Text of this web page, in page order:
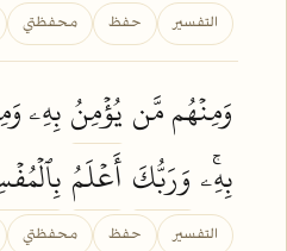
التفسير حفظ محفظتي
وَمِنۡهُم مَّن يُؤۡمِنُبِهِۦ
بِهِۦۚ وَرَبُّكَ أَعۡلَمُ
التفسير حفظ محفظتي